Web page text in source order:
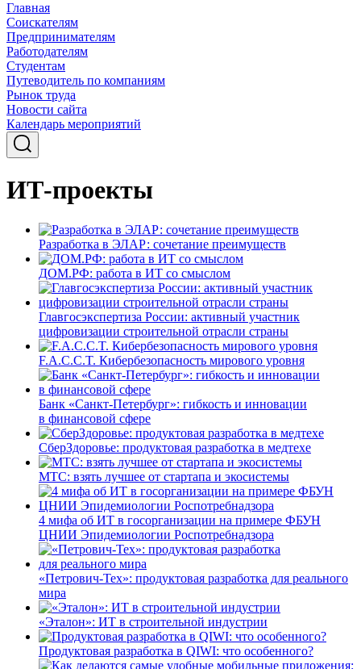
Главная
Соискателям
Предпринимателям
Работодателям
Студентам
Путеводитель по компаниям
Рынок труда
Новости сайта
Календарь мероприятий
ИТ-проекты
Разработка в ЭЛАР: сочетание преимуществ
ДОМ.РФ: работа в ИТ со смыслом
Главгосэкспертиза России: активный участник
цифровизации строительной отрасли страны
F.A.C.C.T. Кибербезопасность мирового уровня
Банк «Санкт-Петербург»: гибкость и инновации
в финансовой сфере
СберЗдоровье: продуктовая разработка в медтехе
МТС: взять лучшее от стартапа и экосистемы
4 мифа об ИТ в госорганизации на примере ФБУН
ЦНИИ Эпидемиологии Роспотребнадзора
«Петрович-Тех»: продуктовая разработка для реального
мира
«Эталон»: ИТ в строительной индустрии
Продуктовая разработка в QIWI: что особенного?